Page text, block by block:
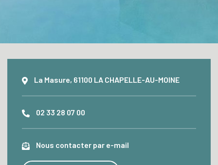
La Masure, 61100 LA CHAPELLE-AU-MOINE
02 33 28 07 00
Nous contacter par e-mail